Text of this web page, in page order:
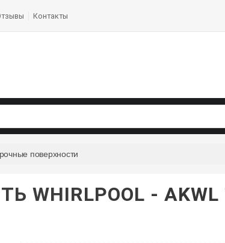
Контакты
поверхности
- AKWL